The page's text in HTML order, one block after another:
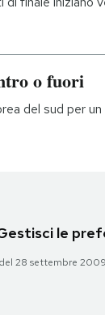
o fuori
del sud per
le
28 settembre